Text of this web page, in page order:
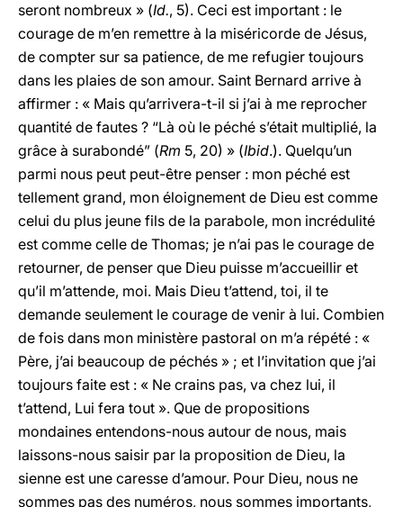
seront nombreux » (Id., 5). Ceci est important : le
courage de m’en remettre à la miséricorde de Jésus,
de compter sur sa patience, de me refugier toujours
dans les plaies de son amour. Saint Bernard arrive à
affirmer : « Mais qu’arrivera-t-il si j’ai à me reprocher
quantité de fautes ? “Là où le péché s’était multiplié, la
grâce à surabondé” (Rm 5, 20) » (Ibid.). Quelqu’un
parmi nous peut peut-être penser : mon péché est
tellement grand, mon éloignement de Dieu est comme
celui du plus jeune fils de la parabole, mon incrédulité
est comme celle de Thomas; je n’ai pas le courage de
retourner, de penser que Dieu puisse m’accueillir et
qu’il m’attende, moi. Mais Dieu t’attend, toi, il te
demande seulement le courage de venir à lui. Combien
de fois dans mon ministère pastoral on m’a répété : «
Père, j’ai beaucoup de péchés » ; et l’invitation que j’ai
toujours faite est : « Ne crains pas, va chez lui, il
t’attend, Lui fera tout ». Que de propositions
mondaines entendons-nous autour de nous, mais
laissons-nous saisir par la proposition de Dieu, la
sienne est une caresse d’amour. Pour Dieu, nous ne
sommes pas des numéros, nous sommes importants,